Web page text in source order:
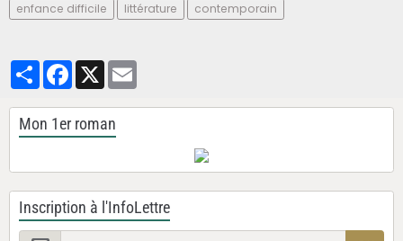
enfance difficile littérature contemporain
PartagerFacebook
X
Mon 1er roman
Inscription à l'InfoLettre